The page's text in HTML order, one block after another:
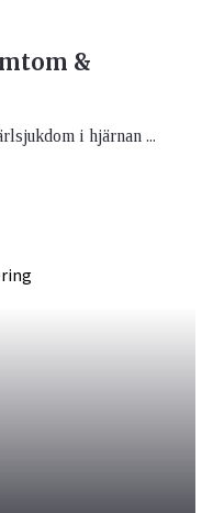
&
i hjärnan ...